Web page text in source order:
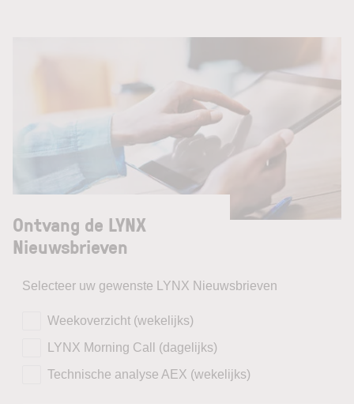
Ontvang de LYNX
Nieuwsbrieven
Selecteer uw gewenste LYNX Nieuwsbrieven
Weekoverzicht (wekelijks)
LYNX Morning Call (dagelijks)
Technische analyse AEX (wekelijks)